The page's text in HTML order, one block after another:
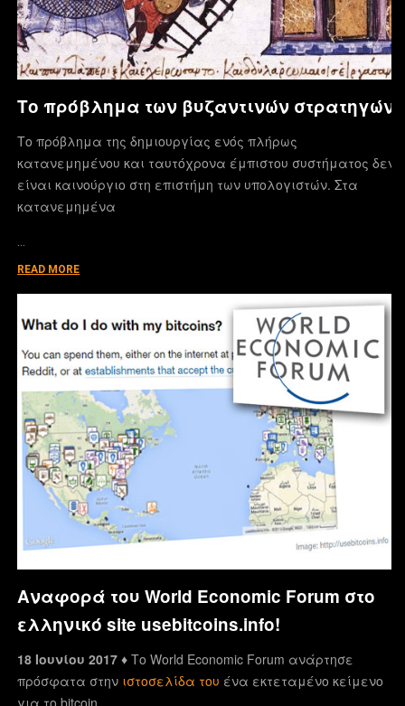
Το πρόβλημα των βυζαντινών στρατηγών
Το πρόβλημα της δημιουργίας ενός πλήρως
κατανεμημένου και ταυτόχρονα έμπιστου συστήματος δεν
είναι καινούργιο στη επιστήμη των υπολογιστών. Στα
κατανεμημένα
READ MORE
Αναφορά του World Economic Forum στο
ελληνικό site usebitcoins.info!
18 Ιουνίου 2017 ♦Το World Economic Forum ανάρτησε
πρόσφατα στην ιστοσελίδα του ένα εκτεταμένο κείμενο
για το bitcoin.